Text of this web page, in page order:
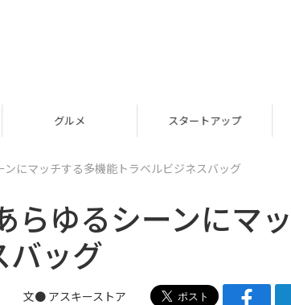
グルメ スタートアップ
にマッチする多機能トラベルビジネスバッグ
らゆるシーンにマ
バッグ
文● アスキーストア